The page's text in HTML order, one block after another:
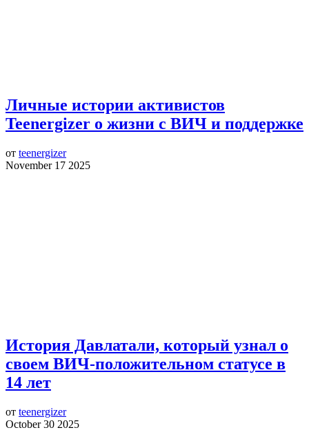
Личные истории активистов
Teenergizer о жизни с ВИЧ и поддержке
от teenergizer
November 17 2025
История Давлатали, который узнал о
своем ВИЧ-положительном статусе в
14 лет
от teenergizer
October 30 2025